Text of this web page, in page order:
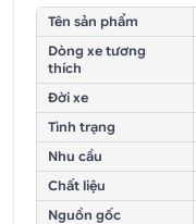
Tên sản phẩm
Dòng xe tương
thích
Đời xe
Tình trạng
Nhu cầu
Chất liệu
Nguồn gốc